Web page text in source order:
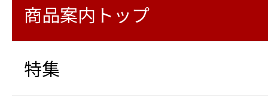
商品案内トップ
特集